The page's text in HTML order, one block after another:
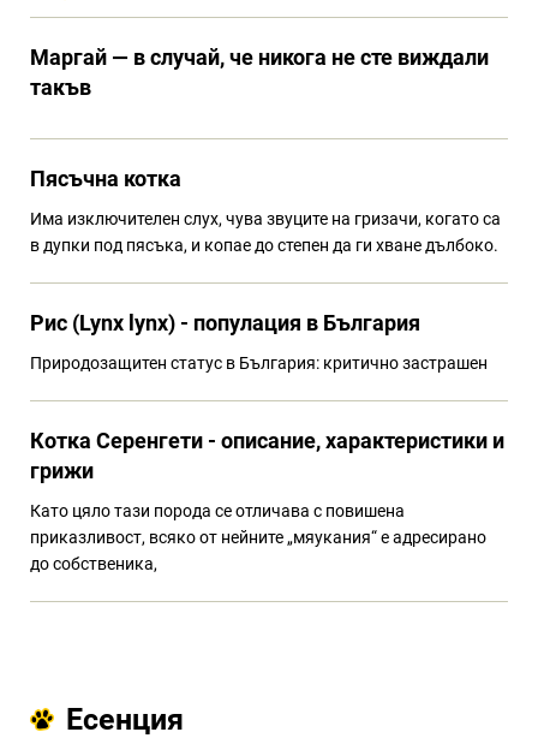
Маргай — в случай, че никога не сте виждали
такъв
Пясъчна котка
Има изключителен слух, чува звуците на гризачи, когато са
в дупки под пясъка, и копае до степен да ги хване дълбоко.
Рис (Lynx lynx) - популация в България
Природозащитен статус в България: критично застрашен
Котка Серенгети - описание, характеристики и
грижи
Като цяло тази порода се отличава с повишена
приказливост, всяко от нейните „мяукания“ е адресирано
до собственика,
Есенция